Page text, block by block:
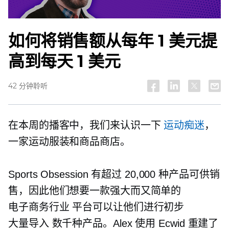
如何将销售额从每年 1 美元提
高到每天 1 美元
42 分钟聆听
在本周的播客中，我们来认识一下运动痴迷，
一家运动服装和商品商店。
Sports Obsession 有超过 20,000 种产品可供销
售，因此他们想要一款强大而又简单的
电子商务行业 平台可以让他们进行初步
大量导入 数千种产品。Alex 使用 Ecwid 重建了